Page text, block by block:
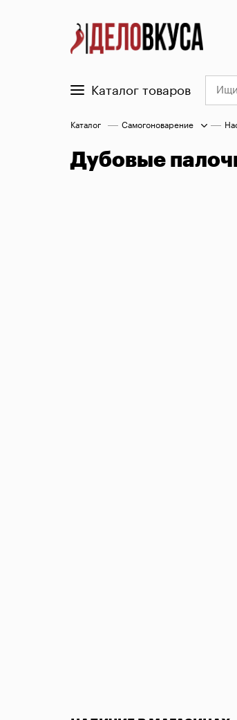
Каталог товаров
Каталог Самогоноварение
Дубовые